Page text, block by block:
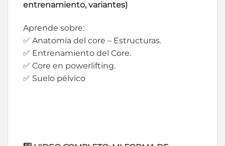
entrenamiento, variantes)
Aprende sobre:
✅ Anatomía del core – Estructuras.
✅ Entrenamiento del Core.
✅ Core en powerlifting.
✅ Suelo pélvico